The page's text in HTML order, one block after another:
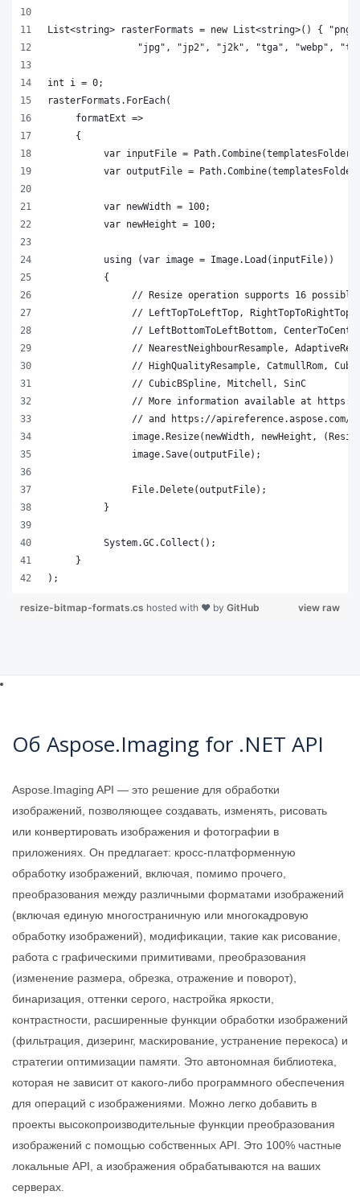
);
view raw
resize-bitmap-formats.cs hosted with ❤ by GitHub
Об Aspose.Imaging for .NET API
Aspose.Imaging API — это решение для обработки
изображений, позволяющее создавать, изменять, рисовать
или конвертировать изображения и фотографии в
приложениях. Он предлагает: кросс-платформенную
обработку изображений, включая, помимо прочего,
преобразования между различными форматами изображений
(включая единую многостраничную или многокадровую
обработку изображений), модификации, такие как рисование,
работа с графическими примитивами, преобразования
(изменение размера, обрезка, отражение и поворот),
бинаризация, оттенки серого, настройка яркости,
контрастности, расширенные функции обработки изображений
(фильтрация, дизеринг, маскирование, устранение перекоса) и
стратегии оптимизации памяти. Это автономная библиотека,
которая не зависит от какого-либо программного обеспечения
для операций с изображениями. Можно легко добавить в
проекты высокопроизводительные функции преобразования
изображений с помощью собственных API. Это 100% частные
локальные API, а изображения обрабатываются на ваших
серверах.